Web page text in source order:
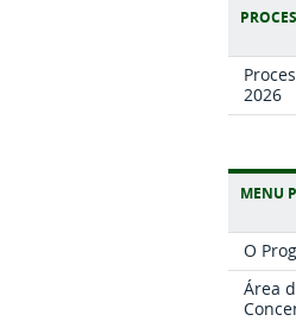
2026
MENU
O
Área